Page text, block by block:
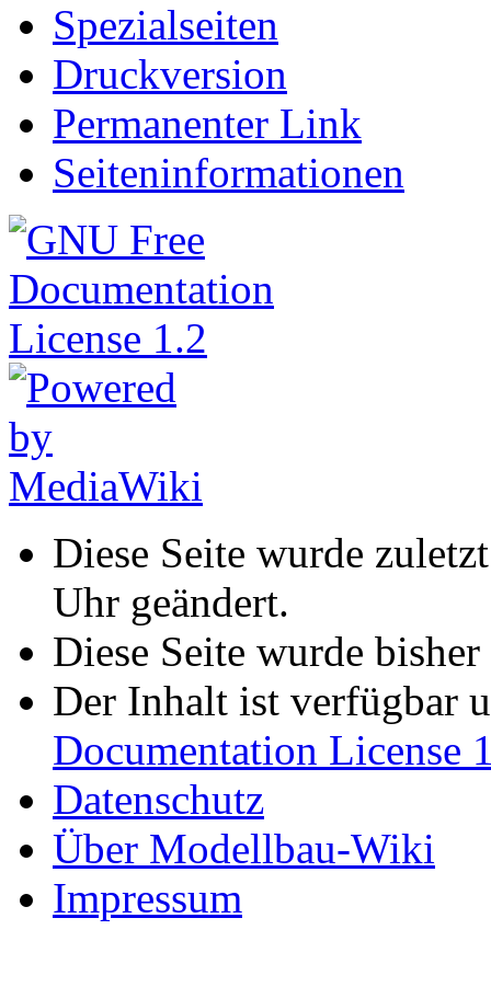
Spezialseiten
Druckversion
Permanenter Link
Seiteninformationen
Diese Seite wurde
Uhr geändert.
Diese Seite wurde
Der Inhalt ist verfügbar
Documentation License
Datenschutz
Über Modellbau-Wiki
Impressum